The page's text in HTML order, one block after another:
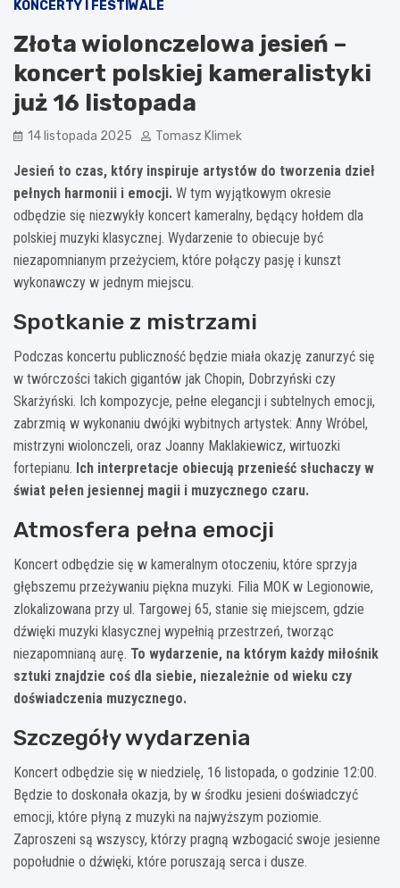
KONCERTY I FESTIWALE
Złota wiolonczelowa jesień –
koncert polskiej kameralistyki
już 16 listopada
14 listopada 2025 Tomasz Klimek
Jesień to czas, który inspiruje artystów do tworzenia dzieł
pełnych harmonii i emocji. W tym wyjątkowym okresie
odbędzie się niezwykły koncert kameralny, będący hołdem dla
polskiej muzyki klasycznej. Wydarzenie to obiecuje być
niezapomnianym przeżyciem, które połączy pasję i kunszt
wykonawczy w jednym miejscu.
Spotkanie z mistrzami
Podczas koncertu publiczność będzie miała okazję zanurzyć się
w twórczości takich gigantów jak Chopin, Dobrzyński czy
Skarżyński. Ich kompozycje, pełne elegancji i subtelnych emocji,
zabrzmią w wykonaniu dwójki wybitnych artystek: Anny Wróbel,
mistrzyni wiolonczeli, oraz Joanny Maklakiewicz, wirtuozki
fortepianu. Ich interpretacje obiecują przenieść słuchaczy w
świat pełen jesiennej magii i muzycznego czaru.
Atmosfera pełna emocji
Koncert odbędzie się w kameralnym otoczeniu, które sprzyja
głębszemu przeżywaniu piękna muzyki. Filia MOK w Legionowie,
zlokalizowana przy ul. Targowej 65, stanie się miejscem, gdzie
dźwięki muzyki klasycznej wypełnią przestrzeń, tworząc
niezapomnianą aurę. To wydarzenie, na którym każdy miłośnik
sztuki znajdzie coś dla siebie, niezależnie od wieku czy
doświadczenia muzycznego.
Szczegóły wydarzenia
Koncert odbędzie się w niedzielę, 16 listopada, o godzinie 12:00.
Będzie to doskonała okazja, by w środku jesieni doświadczyć
emocji, które płyną z muzyki na najwyższym poziomie.
Zaproszeni są wszyscy, którzy pragną wzbogacić swoje jesienne
popołudnie o dźwięki, które poruszają serca i dusze.